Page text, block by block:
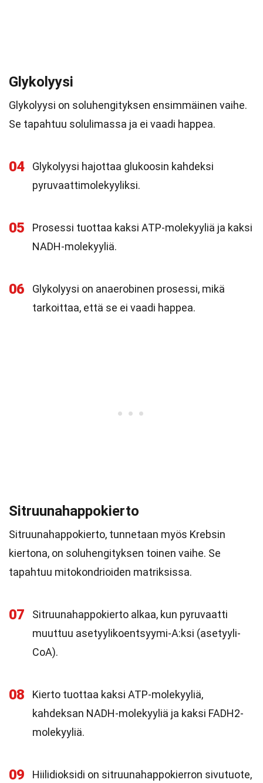
Glykolyysi
Glykolyysi on soluhengityksen ensimmäinen vaihe.
Se tapahtuu solulimassa ja ei vaadi happea.
04
Glykolyysi hajottaa glukoosin kahdeksi
pyruvaattimolekyyliksi.
05
Prosessi tuottaa kaksi ATP-molekyyliä ja kaksi
NADH-molekyyliä.
06
Glykolyysi on anaerobinen prosessi, mikä
tarkoittaa, että se ei vaadi happea.
Sitruunahappokierto
Sitruunahappokierto, tunnetaan myös Krebsin
kiertona, on soluhengityksen toinen vaihe. Se
tapahtuu mitokondrioiden matriksissa.
07
Sitruunahappokierto alkaa, kun pyruvaatti
muuttuu asetyylikoentsyymi-A:ksi (asetyyli-
CoA).
08
Kierto tuottaa kaksi ATP-molekyyliä,
kahdeksan NADH-molekyyliä ja kaksi FADH2-
molekyyliä.
09 Hiilidioksidi on sitruunahappokierron sivutuote,